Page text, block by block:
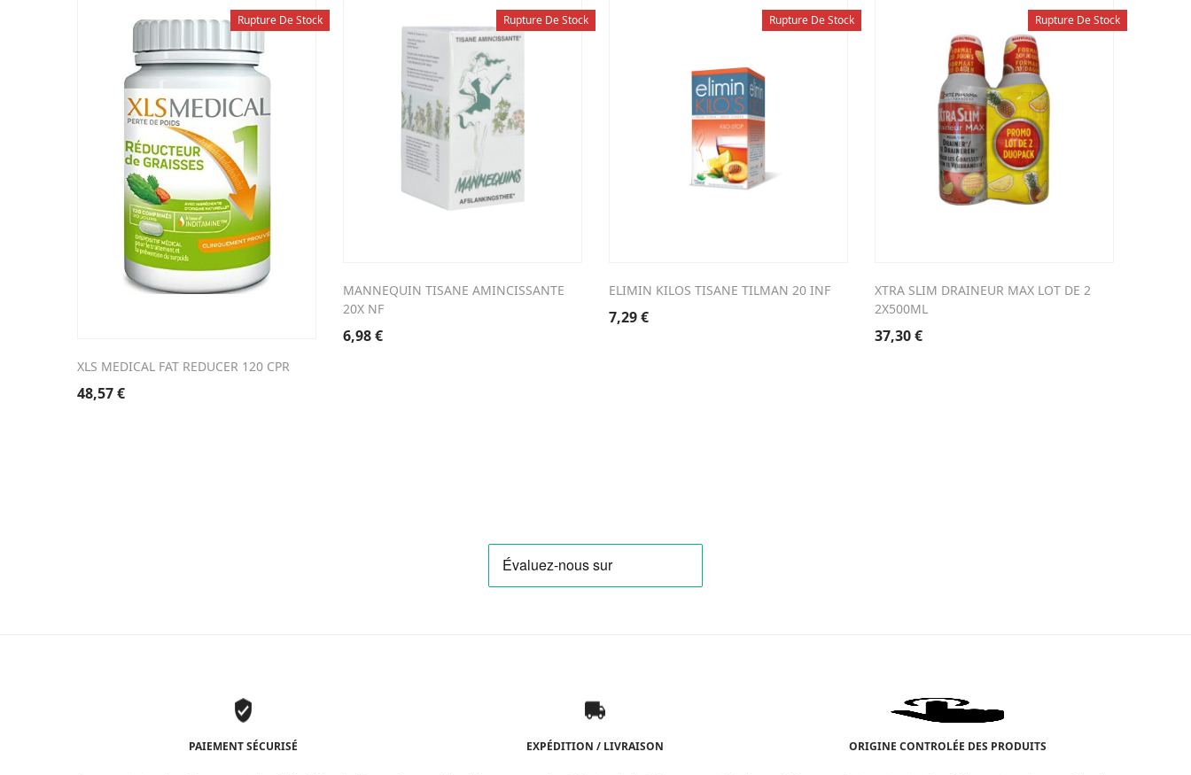
Rupture De Stock
XLS MEDICAL FAT REDUCER 120 CPR
48,57€
Rupture De Stock
MANNEQUIN TISANE AMINCISSANTE
20X NF
6,98€
Rupture De Stock
ELIMIN KILOS TISANE TILMAN 20 INF
7,29€
Rupture De Stock
XTRA SLIM DRAINEUR MAX LOT DE 2
2X500ML
37,30€
PAIEMENT SÉCURISÉ EXPÉDITION / LIVRAISON ORIGINE CONTROLÉE DES PRODUITS